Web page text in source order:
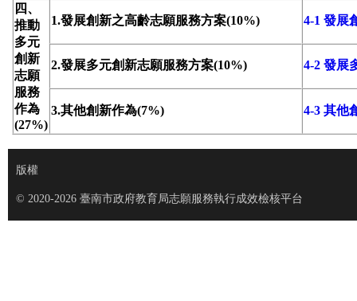
四、
推動
多元
創新
志願
服務
作為
(27%)
1.發展創新之高齡志願服務方案(10%) 4-1 發展
2.發展多元創新志願服務方案(10%) 4-2 發展
3.其他創新作為(7%) 4-3 其他
版權
© 2020-2026 臺南市政府教育局志願服務執行成效檢核平台